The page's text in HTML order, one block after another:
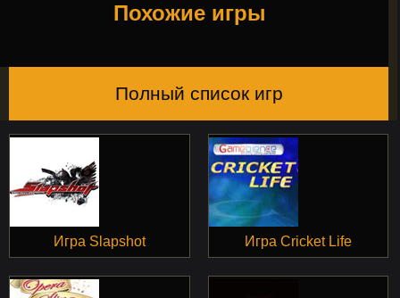
Похожие игры
Полный список игр
Игра Slapshot Игра Cricket Life